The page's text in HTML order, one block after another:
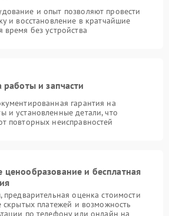
и опыт позволяют провести
и восстановление в кратчайшие
без устройства
работы и запчасти
гарантия на
и установленные детали, что
повторных неисправностей
ценообразование и бесплатная
предварительная оценка стоимости
скрытых платежей и возможность
по телефону или онлайн на